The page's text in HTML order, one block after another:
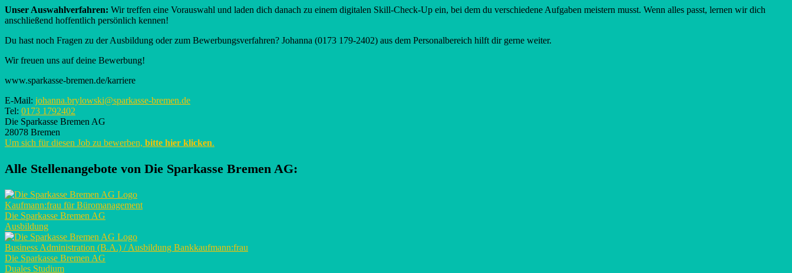
Unser Auswahlverfahren: Wir treffen eine Vorauswahl und laden dich danach zu einem digitalen Skill-Check-Up ein, bei dem du verschiedene Aufgaben meistern musst. Wenn alles passt, lernen wir dich
anschließend hoffentlich persönlich kennen!
Du hast noch Fragen zu der Ausbildung oder zum Bewerbungsverfahren? Johanna (0173 179-2402) aus dem Personalbereich hilft dir gerne weiter.
Wir freuen uns auf deine Bewerbung!
www.sparkasse-bremen.de/karriere
E-Mail: johanna.brylowski@sparkasse-bremen.de
Tel: 0173 1792402
Die Sparkasse Bremen AG
28078 Bremen
Um sich für diesen Job zu bewerben, bitte hier klicken.
Alle Stellenangebote von Die Sparkasse Bremen AG:
Kaufmann:frau für Büromanagement
Die Sparkasse Bremen AG
Ausbildung
Business Administration (B.A.) / Ausbildung Bankkaufmann:frau
Die Sparkasse Bremen AG
Duales Studium